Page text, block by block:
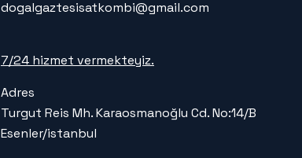
dogalgaztesisatkombi@gmail.com
7/24 hizmet vermekteyiz.
Adres
Turgut Reis Mh. Karaosmanoğlu Cd. No:14/B
Esenler/istanbul